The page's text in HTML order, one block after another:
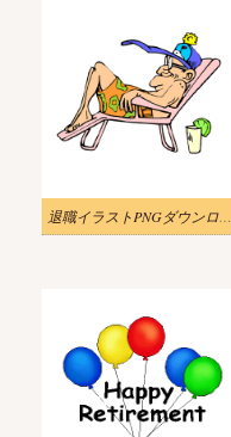
退職イラストPNGダウンロード